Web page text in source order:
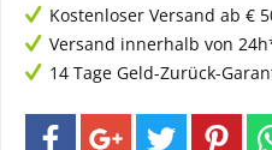
Kostenloser Versand ab €
Versand innerhalb von
14 Tage Geld-Zurück-